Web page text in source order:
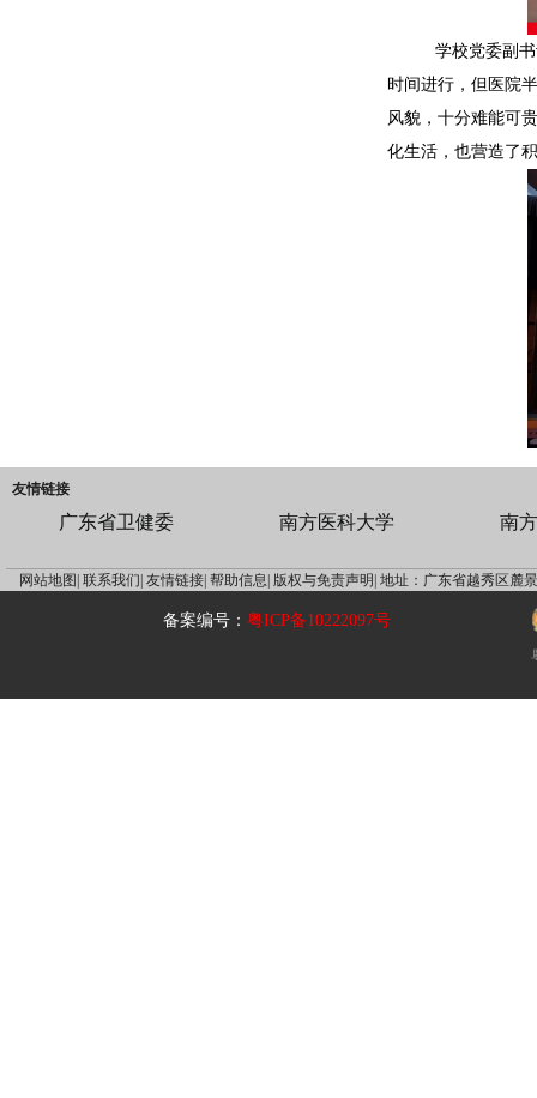
学校党委副书
时间进行，但医院
风貌，十分难能可
化生活，也营造了
友情链接
广东省卫健委 南方医科大学 南
网站地图| 联系我们| 友情链接| 帮助信息| 版权与免责声明| 地址：广东省越秀区麓
备案编号：粤ICP备10222097号